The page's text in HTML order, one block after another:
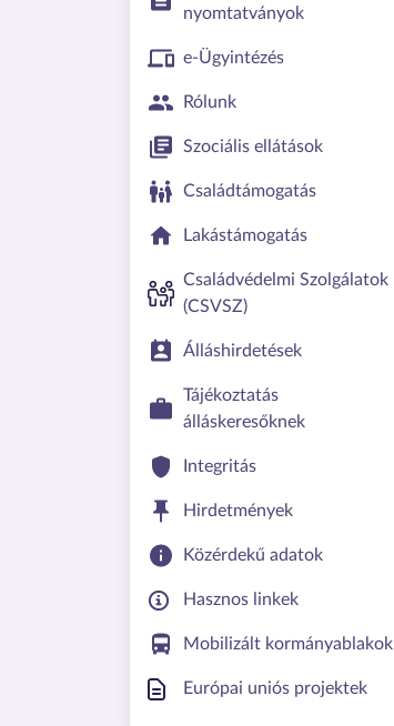
nyomtatványok
e-Ügyintézés
Rólunk
Szociális ellátások
Családtámogatás
Lakástámogatás
Családvédelmi Szolgálatok
(CSVSZ)
Álláshirdetések
Tájékoztatás
álláskeresőknek
Integritás
Hirdetmények
Közérdekű adatok
Hasznos linkek
Mobilizált kormányablakok
Európai uniós projektek